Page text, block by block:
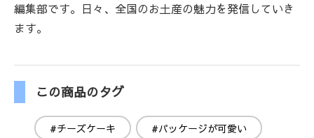
編集部です。日々、全国のお土産の魅力を発信していき
ます。
この商品のタグ
#チーズケーキ #パッケージが可愛い